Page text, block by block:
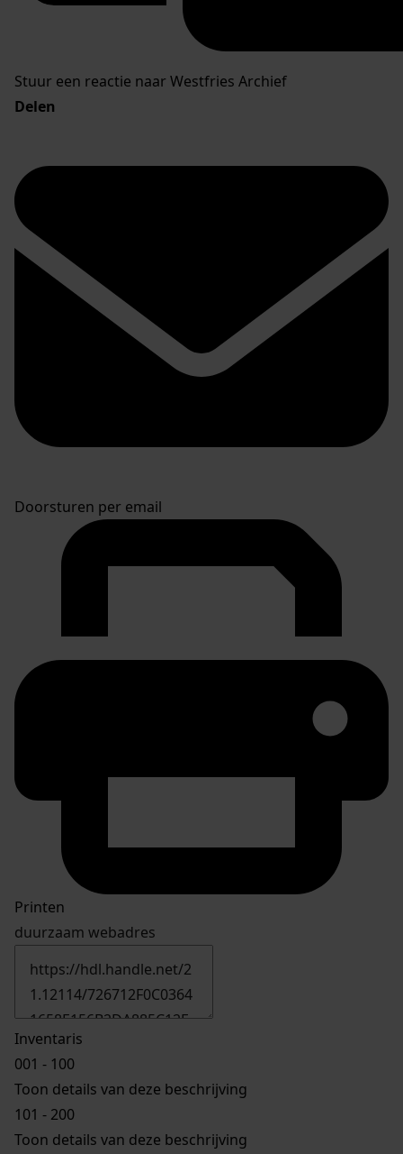
Stuur een reactie naar Westfries Archief
Delen
Doorsturen per email
Printen
duurzaam webadres
Inventaris
001 - 100
Toon details van deze beschrijving
101 - 200
Toon details van deze beschrijving